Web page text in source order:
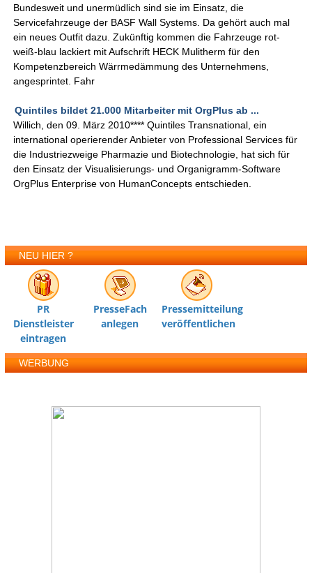
Bundesweit und unermüdlich sind sie im Einsatz, die
Servicefahrzeuge der BASF Wall Systems. Da gehört auch mal
ein neues Outfit dazu. Zukünftig kommen die Fahrzeuge rot-
weiß-blau lackiert mit Aufschrift HECK Mulitherm für den
Kompetenzbereich Wärrmedämmung des Unternehmens,
angesprintet. Fahr
Quintiles bildet 21.000 Mitarbeiter mit OrgPlus ab ...
Willich, den 09. März 2010**** Quintiles Transnational, ein
international operierender Anbieter von Professional Services für
die Industriezweige Pharmazie und Biotechnologie, hat sich für
den Einsatz der Visualisierungs- und Organigramm-Software
OrgPlus Enterprise von HumanConcepts entschieden.
NEU HIER ?
PR
Dienstleister
eintragen
PresseFach
anlegen
Pressemitteilung
veröffentlichen
WERBUNG